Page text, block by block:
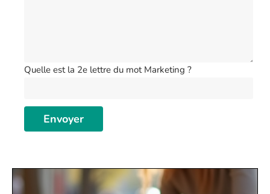
Quelle est la 2e lettre du mot Marketing ?